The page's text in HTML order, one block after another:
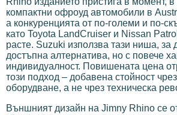
компактни офроуд автомобили в
а конкуренцията от по-големи и по-
като Toyota LandCruiser и Nissan
расте. Suzuki използва тази ниша, за
достъпна алтернатива, но с повече
индивидуалност. Повишената цена
този подход – добавена стойност
оборудване, а не чрез техническа
Външният дизайн на Jimny Rhino се